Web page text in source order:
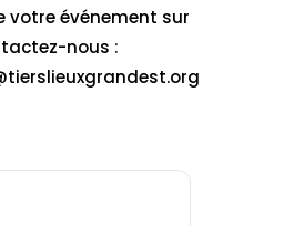
votre événement sur
nous :